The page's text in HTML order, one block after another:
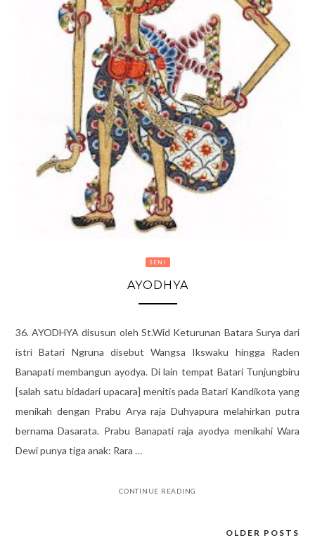
SENI
AYODHYA
36. AYODHYA disusun oleh St.Wid Keturunan Batara Surya dari
istri Batari Ngruna disebut Wangsa Ikswaku hingga Raden
Banapati membangun ayodya. Di lain tempat Batari Tunjungbiru
[salah satu bidadari upacara] menitis pada Batari Kandikota yang
menikah dengan Prabu Arya raja Duhyapura melahirkan putra
bernama Dasarata. Prabu Banapati raja ayodya menikahi Wara
Dewi punya tiga anak: Rara …
CONTINUE READING
OLDER POSTS